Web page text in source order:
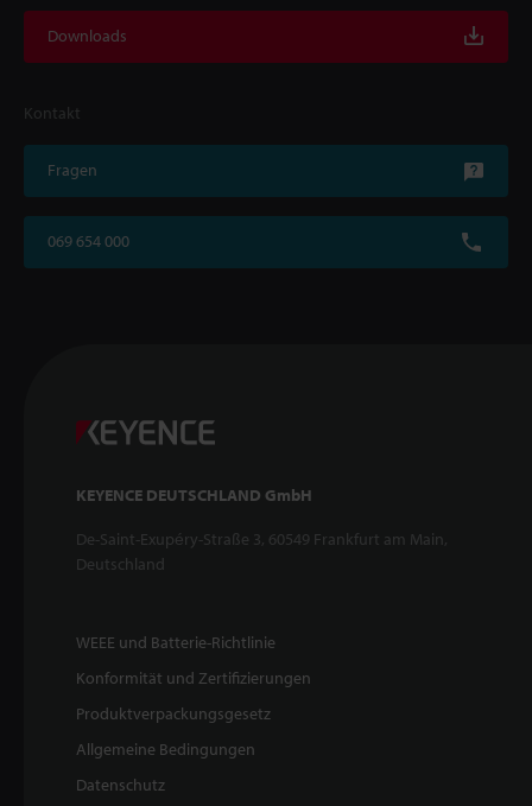
Downloads
Kontakt
Fragen
069 654 000
KEYENCE DEUTSCHLAND GmbH
De-Saint-Exupéry-Straße 3, 60549 Frankfurt am Main,
Deutschland
WEEE und Batterie-Richtlinie
Konformität und Zertifizierungen
Produktverpackungsgesetz
Allgemeine Bedingungen
Datenschutz